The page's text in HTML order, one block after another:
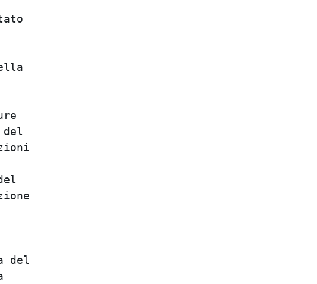
e' stato
per
di 8 mesi
della
di
procedure
del
distanza".
ore 12 del
Regione
dell'avviso
del
Ravenna